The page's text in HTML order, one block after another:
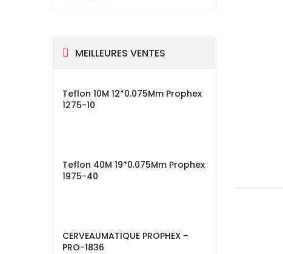
MEILLEURES VENTES
Teflon 10M 12*0.075Mm Prophex
1275-10
Teflon 40M 19*0.075Mm Prophex
1975-40
CERVEAUMATIQUE PROPHEX –
PRO-1836